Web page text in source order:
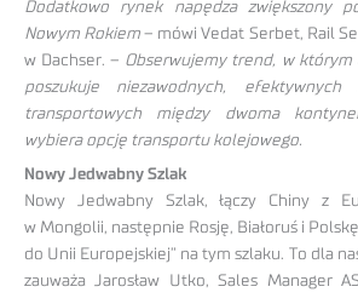
Dodatkowo rynek napędza zwiększony
Nowym Rokiem – mówi Vedat Serbet, Rail
w Dachser. – Obserwujemy trend, w
poszukuje niezawodnych, efektywnych
transportowych między dwoma
wybiera opcję transportu kolejowego.
Nowy Jedwabny Szlak
Nowy Jedwabny Szlak, łączy Chiny z
w Mongolii, następnie Rosję, Białoruś i
do Unii Europejskiej” na tym szlaku. To dla
zauważa Jarosław Utko, Sales Manager